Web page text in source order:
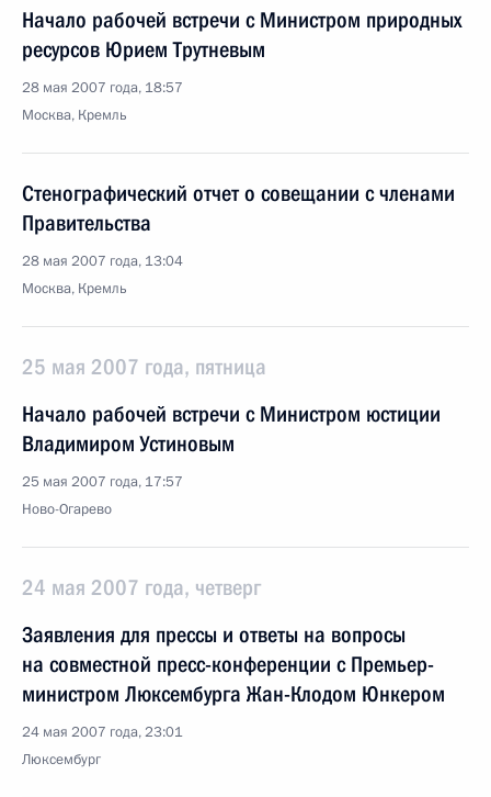
Начало рабочей встречи с Министром природных
ресурсов Юрием Трутневым
28 мая 2007 года, 18:57
Москва, Кремль
Стенографический отчет о совещании с членами
Правительства
28 мая 2007 года, 13:04
Москва, Кремль
25 мая 2007 года, пятница
Начало рабочей встречи с Министром юстиции
Владимиром Устиновым
25 мая 2007 года, 17:57
Ново-Огарево
24 мая 2007 года, четверг
Заявления для прессы и ответы на вопросы
на совместной пресс-конференции с Премьер-
министром Люксембурга Жан-Клодом Юнкером
24 мая 2007 года, 23:01
Люксембург